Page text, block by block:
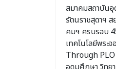
สมาคมสถาบันอุ
รัตนราชสุดาฯ
คมฯ ครบรอบ
เทคโนโลยีพระ
Through PLO